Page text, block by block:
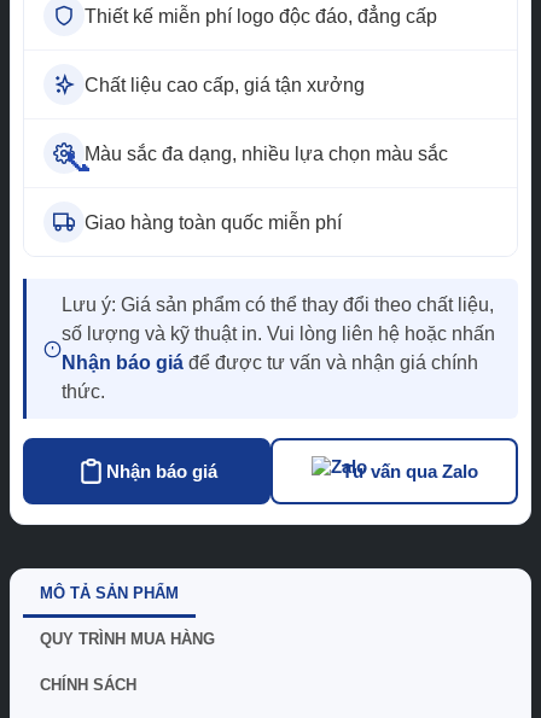
Đồng phục công sở
phục
📞 Tư vấn miễn phí
0965.013.894
Thiết kế miễn phí logo độc đáo, đẳng cấp
Chất liệu cao cấp, giá tận xưởng
Màu sắc đa dạng, nhiều lựa chọn màu sắc
Giao hàng toàn quốc miễn phí
Lưu ý: Giá sản phẩm có thể thay đổi theo chất liệu,
số lượng và kỹ thuật in. Vui lòng liên hệ hoặc nhấn
Nhận báo giá để được tư vấn và nhận giá chính
thức.
Nhận báo giá Tư vấn qua Zalo
MÔ TẢ SẢN PHẨM
QUY TRÌNH MUA HÀNG
CHÍNH SÁCH